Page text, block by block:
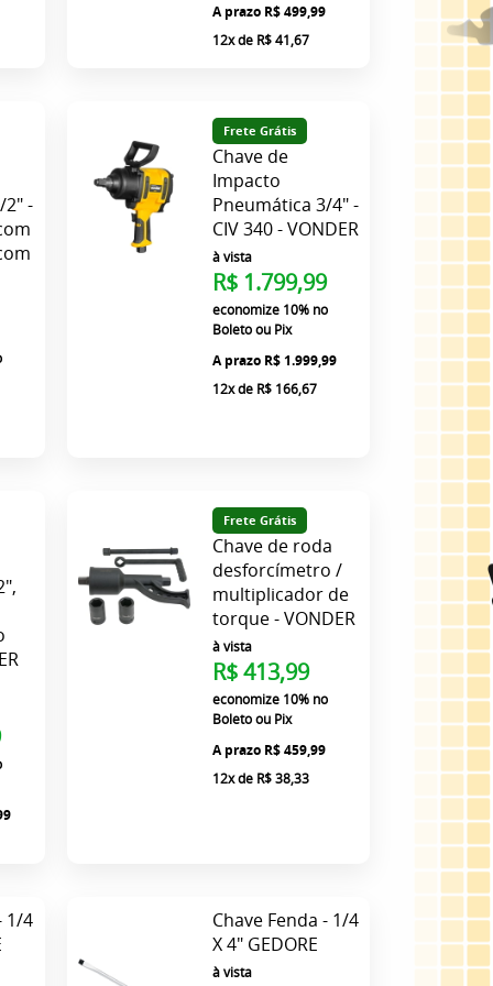
R$ 499,99
12xde R$ 41,67
2" -
Chave de
Impacto
Pneumática 3/4" -
CIV 340 - VONDER
R$ 1.999,99
à vista
R$ 1.799,99
economize 10% no
Boleto ou Pix
12xde R$ 166,67
Frete Grátis
Chave de roda
desforcímetro /
multiplicador de
torque - VONDER
R$ 459,99
à vista
R$ 413,99
economize 10% no
Boleto ou Pix
12xde R$ 38,33
Frete Grátis
1/4
Chave Fenda - 1/4
X 4" GEDORE
à vista